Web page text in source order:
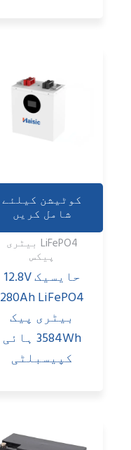
کوٹیشن کیلئے
شامل کریں
LiFePO4 بیٹری
پیکس
حايسيک 12.8V
280Ah LiFePO4
بیٹری پیک
3584Wh ہائی
کپیسبلٹی